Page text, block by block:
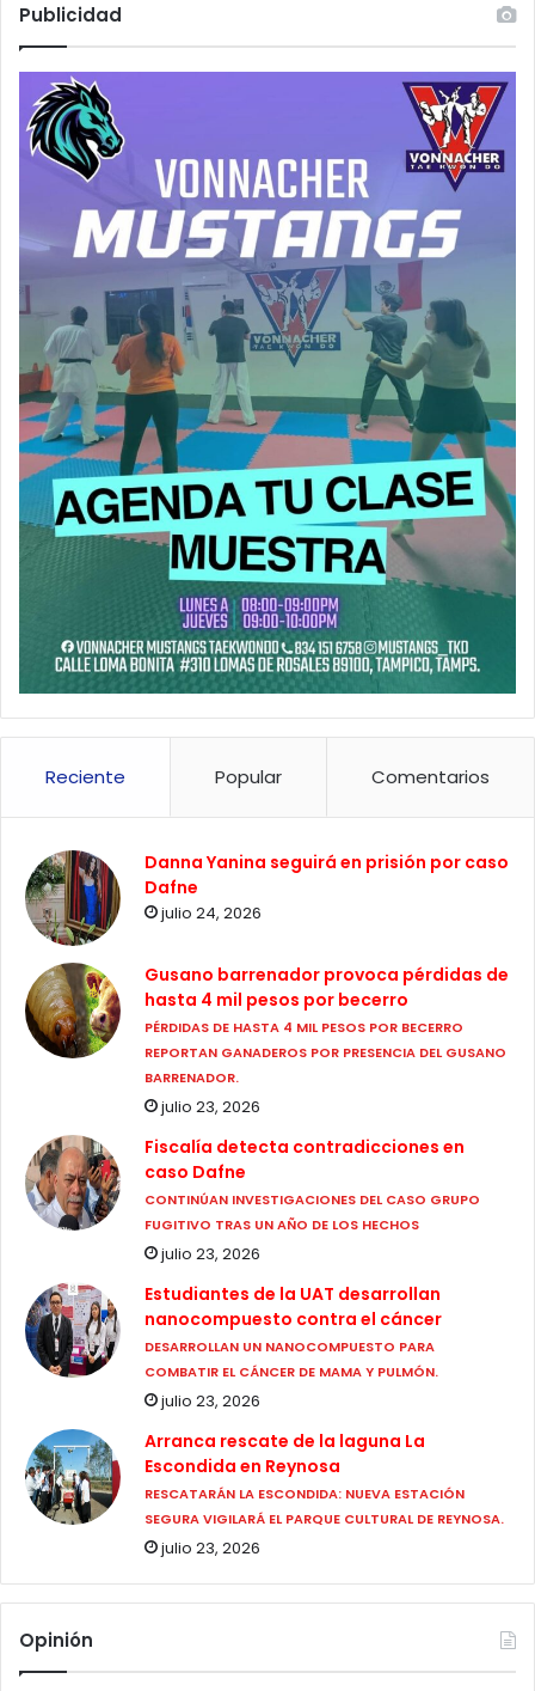
Publicidad
Reciente Popular Comentarios
Danna Yanina seguirá en prisión por caso
Dafne
julio 24, 2026
Gusano barrenador provoca pérdidas de
hasta 4 mil pesos por becerro
PÉRDIDAS DE HASTA 4 MIL PESOS POR BECERRO
REPORTAN GANADEROS POR PRESENCIA DEL GUSANO
BARRENADOR.
julio 23, 2026
Fiscalía detecta contradicciones en
caso Dafne
CONTINÚAN INVESTIGACIONES DEL CASO GRUPO
FUGITIVO TRAS UN AÑO DE LOS HECHOS
julio 23, 2026
Estudiantes de la UAT desarrollan
nanocompuesto contra el cáncer
DESARROLLAN UN NANOCOMPUESTO PARA
COMBATIR EL CÁNCER DE MAMA Y PULMÓN.
julio 23, 2026
Arranca rescate de la laguna La
Escondida en Reynosa
RESCATARÁN LA ESCONDIDA: NUEVA ESTACIÓN
SEGURA VIGILARÁ EL PARQUE CULTURAL DE REYNOSA.
julio 23, 2026
Opinión